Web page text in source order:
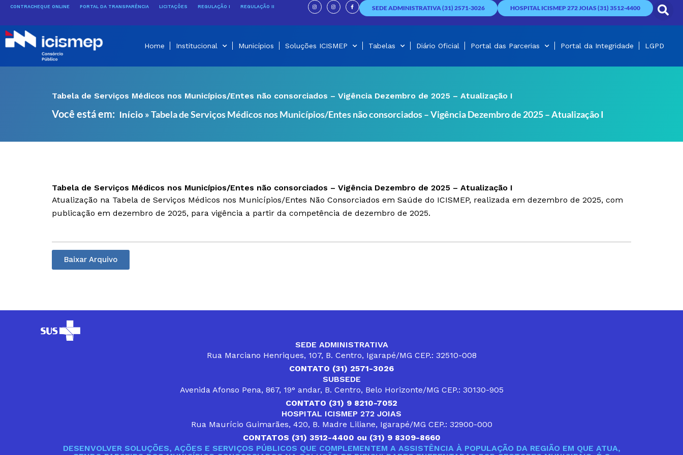
conteúdo
CONTRACHEQUE ONLINE PORTAL DA TRANSPARÊNCIA LICITAÇÕES REGULAÇÃO I REGULAÇÃO II
I
n
s
t
g
I
n
s
t
g
F
a
c
e
o
SEDE ADMINISTRATIVA (31) 2571-3026 HOSPITAL ICISMEP 272 JOIAS (31) 3512-4400
Home Institucional Municípios Soluções ICISMEP Tabelas Diário Oficial Portal das Parcerias Portal da Integridade LGPD
Tabela de Serviços Médicos nos Municípios/Entes não consorciados – Vigência Dezembro de 2025 – Atualização I
Você está em: Início »Tabela de Serviços Médicos nos Municípios/Entes não consorciados – Vigência Dezembro de 2025 – Atualização I
Tabela de Serviços Médicos nos Municípios/Entes não consorciados – Vigência Dezembro de 2025 – Atualização I
Atualização na Tabela de Serviços Médicos nos Municípios/Entes Não Consorciados em Saúde do ICISMEP, realizada em dezembro de 2025, com
publicação em dezembro de 2025, para vigência a partir da competência de dezembro de 2025.
Baixar Arquivo
SEDE ADMINISTRATIVA
Rua Marciano Henriques, 107, B. Centro, Igarapé/MG CEP.: 32510-008
CONTATO (31) 2571-3026
SUBSEDE
Avenida Afonso Pena, 867, 19° andar, B. Centro, Belo Horizonte/MG CEP.: 30130-905
CONTATO (31) 9 8210-7052
HOSPITAL ICISMEP 272 JOIAS
Rua Maurício Guimarães, 420, B. Madre Liliane, Igarapé/MG CEP.: 32900-000
CONTATOS (31) 3512-4400 ou (31) 9 8309-8660
DESENVOLVER SOLUÇÕES, AÇÕES E SERVIÇOS PÚBLICOS QUE COMPLEMENTEM A ASSISTÊNCIA À POPULAÇÃO DA REGIÃO EM QUE ATUA,